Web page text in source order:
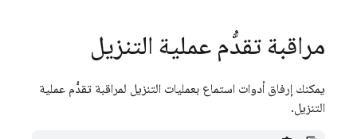
مراقبة تقدُّم عملية التنزيل
يمكنك إرفاق أدوات استماع بعمليات التنزيل لمراقبة تقدُّم عملية
التنزيل.